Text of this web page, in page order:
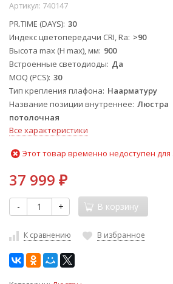
Артикул: 740147
PR.TIME (DAYS) 30
Индекс цветопередачи CRI, Ra >90
Высота max (H max), мм 900
Встроенные светодиоды Да
MOQ (PCS) 30
Тип крепления плафона Наарматуру
Название позиции внутреннее Люстра
потолочная
Все характеристики
Этот товар временно недоступен для
37 999 ₽
- + В корзину
К сравнению В избранное